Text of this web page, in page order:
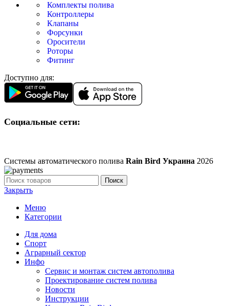
Комплекты полива
Контроллеры
Клапаны
Форсунки
Оросители
Роторы
Фитинг
Доступно для:
Социальные сети:
Системы автоматического полива Rain Bird Украина 2026
Поиск
Закрыть
Меню
Категории
Для дома
Спорт
Аграрный сектор
Инфо
Сервис и монтаж систем автополива
Проектирование систем полива
Новости
Инструкции